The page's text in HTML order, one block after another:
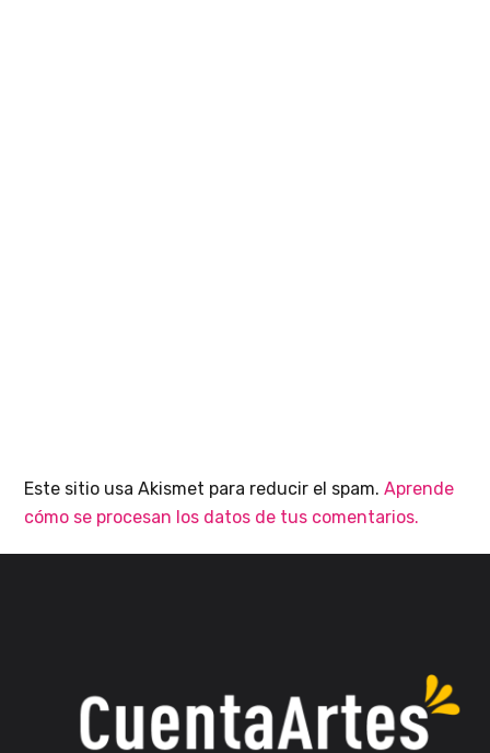
Este sitio usa Akismet para reducir el spam.Aprende
cómo se procesan los datos de tus comentarios.